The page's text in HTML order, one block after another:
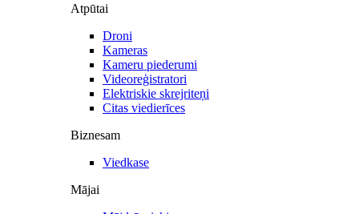
Atpūtai
Droni
Kameras
Kameru piederumi
Videoreģistratori
Elektriskie skrejriteņi
Citas viedierīces
Biznesam
Viedkase
Mājai